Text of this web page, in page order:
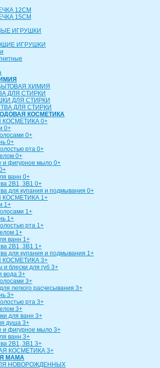
12СМ
15СМ
ИГРУШКИ
ИГРУШКИ
ХИМИЯ
ДЛЯ СТИРКИ
ДЛЯ СТИРКИ
ДЛЯ СТИРКИ
КОСМЕТИКА
0+
0+
0+
0+
рта 0+
0+
и фигурное мыло 0+
ванн 0+
2В1, 3В1 0+
для купания и подмывания 0+
1+
1+
1+
1+
рта 1+
1+
ванн 1+
2В1, 3В1 1+
для купания и подмывания 1+
3+
и блески для губ 3+
вода 3+
3+
легкого расчесывания 3+
3+
рта 3+
3+
для ванн 3+
душа 3+
и фигурное мыло 3+
ванн 3+
2В1, 3В1 3+
КОСМЕТИКА 3+
МАМА
НОВОРОЖДЕННЫХ